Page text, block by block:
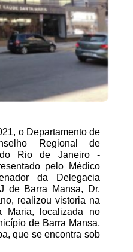
o Departamento de
Regional de
Rio de Janeiro -
pelo Médico
da Delegacia
de Barra Mansa, Dr.
realizou vistoria na
localizada no
de Barra Mansa,
que se encontra sob